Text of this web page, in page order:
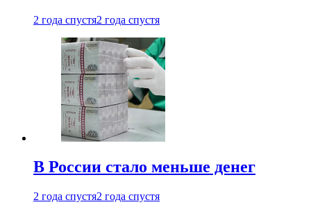
2 года спустя2 года спустя
В России стало меньше денег
2 года спустя2 года спустя